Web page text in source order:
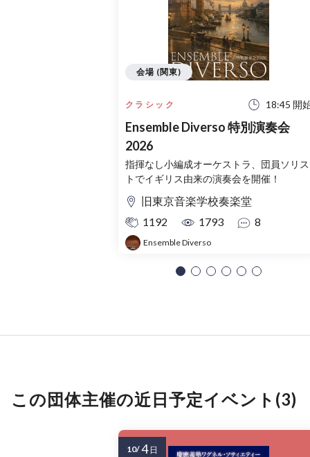
クラシック 18:45 開
Ensemble Diverso 特別演奏会
2026
指揮なし小編成オーケストラ、団員ソリス
トでイギリス由来の演奏会を開催！
旧東京音楽学校奏楽堂
1192
1793 8
Ensemble Diverso
会場 (関東)
この団体主催の近日予定イベント(3)
10/4 日